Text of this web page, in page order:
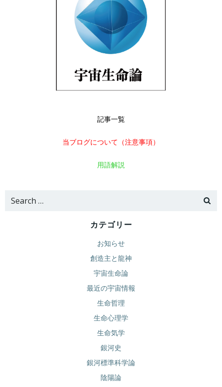
記事一覧
当ブログについて（注意事項）
用語解説
Search
カテゴリー
お知らせ
創造主と龍神
宇宙生命論
最近の宇宙情報
生命哲理
生命心理学
生命気学
銀河史
銀河標準科学論
陰陽論